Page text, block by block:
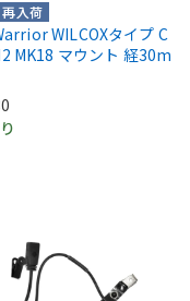
再入荷
WILCOXタイプ C
MK18 マウント 経30m